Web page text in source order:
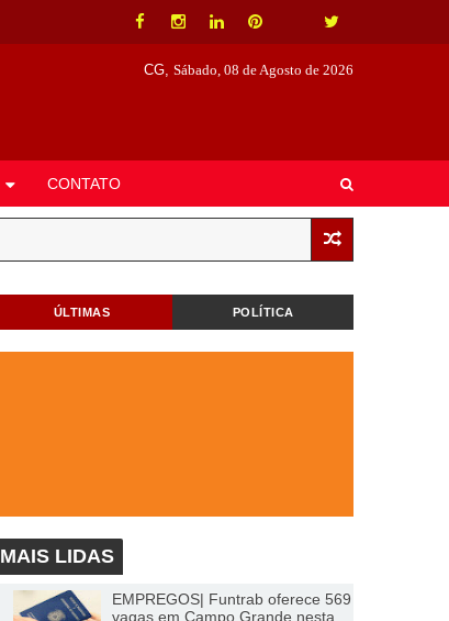
CG, Sábado, 08 de Agosto de 2026
CONTATO
ÚLTIMAS POLÍTICA
MAIS LIDAS
EMPREGOS| Funtrab oferece 569
vagas em Campo Grande nesta